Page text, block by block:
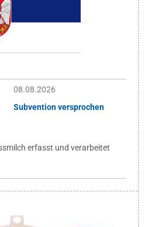
08.08.2026
Subvention versprochen
erfasst und verarbeitet